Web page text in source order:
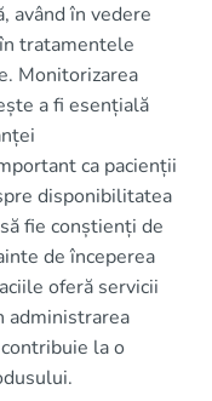
având în vedere
tratamentele
Monitorizarea
a fi esențială
ca pacienții
disponibilitatea
fie conștienți de
de începerea
oferă servicii
administrarea
la o